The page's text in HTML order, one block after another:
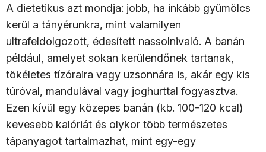
A dietetikus azt mondja: jobb, ha inkább gyümölcs
kerül a tányérunkra, mint valamilyen
ultrafeldolgozott, édesített nassolnivaló. A banán
például, amelyet sokan kerülendőnek tartanak,
tökéletes tízóraira vagy uzsonnára is, akár egy kis
túróval, mandulával vagy joghurttal fogyasztva.
Ezen kívül egy közepes banán (kb. 100-120 kcal)
kevesebb kalóriát és olykor több természetes
tápanyagot tartalmazhat, mint egy-egy